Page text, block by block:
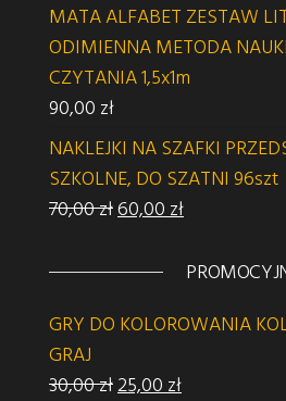
MATA ALFABET ZESTAW
ODIMIENNA METODA NAUKI
CZYTANIA 1,5x1m
90,00 zł
NAKLEJKI NA SZAFKI
SZKOLNE, DO SZATNI 96szt
70,00złPierwotna cena
60,00 złAktualna
GRY DO KOLOROWANIA
GRAJ
30,00złPierwotna cena
25,00 złAktualna